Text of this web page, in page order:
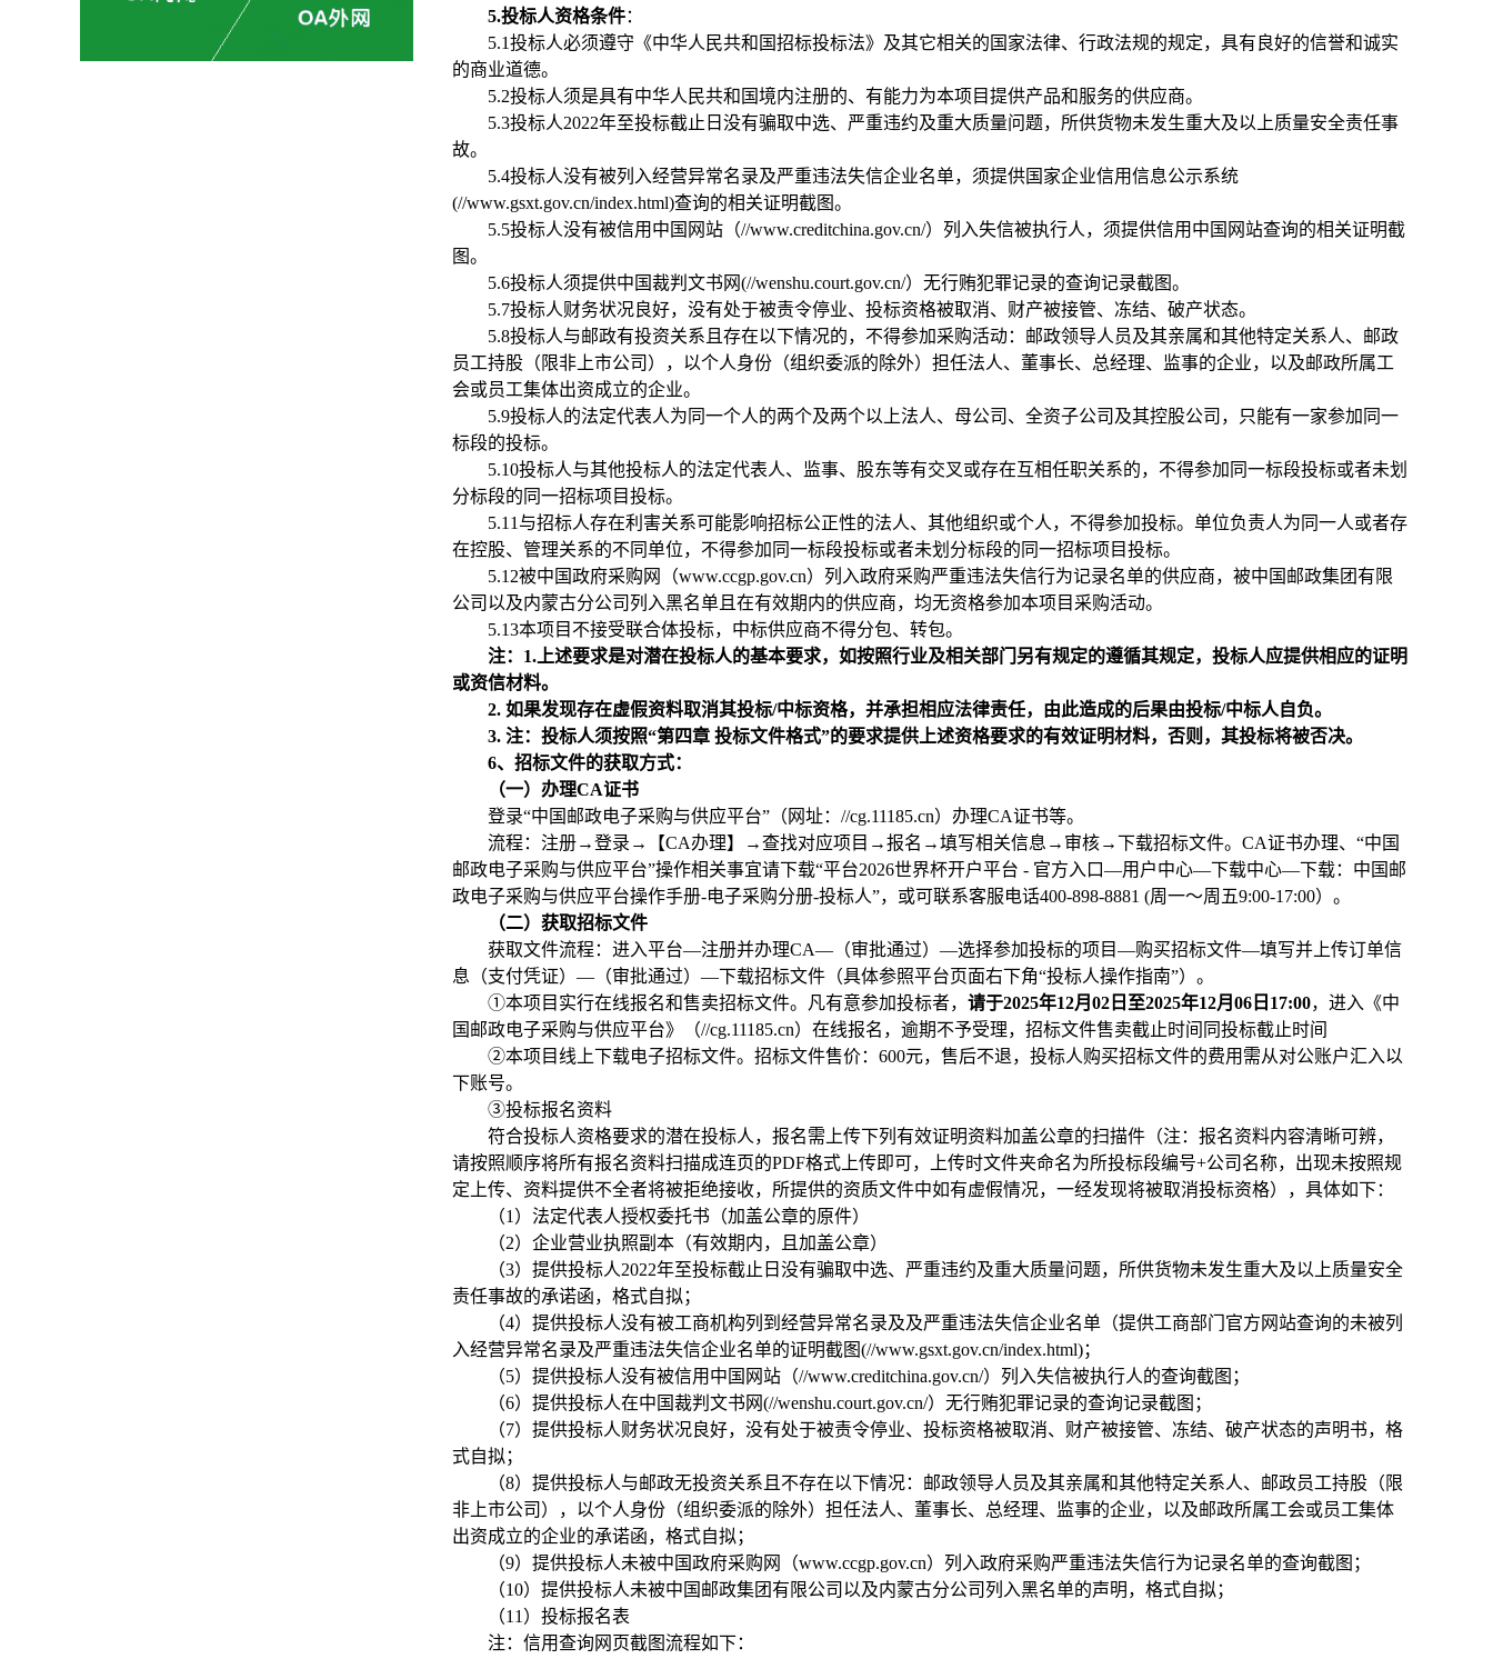
5.投标人资格条件：
5.1投标人必须遵守《中华人民共和国招标投标法》及其它相关的国家法律、行政法规的规定，具有良好的信誉和诚实
的商业道德。
5.2投标人须是具有中华人民共和国境内注册的、有能力为本项目提供产品和服务的供应商。
5.3投标人2022年至投标截止日没有骗取中选、严重违约及重大质量问题，所供货物未发生重大及以上质量安全责任事
故。
5.4投标人没有被列入经营异常名录及严重违法失信企业名单，须提供国家企业信用信息公示系统
(//www.gsxt.gov.cn/index.html)查询的相关证明截图。
5.5投标人没有被信用中国网站（//www.creditchina.gov.cn/）列入失信被执行人，须提供信用中国网站查询的相关证明截
图。
5.6投标人须提供中国裁判文书网(//wenshu.court.gov.cn/）无行贿犯罪记录的查询记录截图。
5.7投标人财务状况良好，没有处于被责令停业、投标资格被取消、财产被接管、冻结、破产状态。
5.8投标人与邮政有投资关系且存在以下情况的，不得参加采购活动：邮政领导人员及其亲属和其他特定关系人、邮政
员工持股（限非上市公司），以个人身份（组织委派的除外）担任法人、董事长、总经理、监事的企业，以及邮政所属工
会或员工集体出资成立的企业。
5.9投标人的法定代表人为同一个人的两个及两个以上法人、母公司、全资子公司及其控股公司，只能有一家参加同一
标段的投标。
5.10投标人与其他投标人的法定代表人、监事、股东等有交叉或存在互相任职关系的，不得参加同一标段投标或者未划
分标段的同一招标项目投标。
5.11 与招标人存在利害关系可能影响招标公正性的法人、其他组织或个人，不得参加投标。单位负责人为同一人或者存
在控股、管理关系的不同单位，不得参加同一标段投标或者未划分标段的同一招标项目投标。
5.12被中国政府采购网（www.ccgp.gov.cn）列入政府采购严重违法失信行为记录名单的供应商，被中国邮政集团有限
公司以及内蒙古分公司列入黑名单且在有效期内的供应商，均无资格参加本项目采购活动。
5.13本项目不接受联合体投标，中标供应商不得分包、转包。
注：1.上述要求是对潜在投标人的基本要求，如按照行业及相关部门另有规定的遵循其规定，投标人应提供相应的证明
或资信材料。
2. 如果发现存在虚假资料取消其投标/中标资格，并承担相应法律责任，由此造成的后果由投标/中标人自负。
3. 注：投标人须按照“第四章 投标文件格式”的要求提供上述资格要求的有效证明材料，否则，其投标将被否决。
6、招标文件的获取方式：
（一）办理CA证书
登录“中国邮政电子采购与供应平台”（网址：//cg.11185.cn）办理CA证书等。
流程：注册→登录→【CA办理】→查找对应项目→报名→填写相关信息→审核→下载招标文件。CA证书办理、“中国
邮政电子采购与供应平台”操作相关事宜请下载“平台2026世界杯开户平台 - 官方入口—用户中心—下载中心—下载：中国邮
政电子采购与供应平台操作手册-电子采购分册-投标人”，或可联系客服电话400-898-8881 (周一～周五9:00-17:00）。
（二）获取招标文件
获取文件流程：进入平台—注册并办理CA—（审批通过）—选择参加投标的项目—购买招标文件—填写并上传订单信
息（支付凭证）—（审批通过）—下载招标文件（具体参照平台页面右下角“投标人操作指南”）。
①本项目实行在线报名和售卖招标文件。凡有意参加投标者， 请于2025年12月02日至2025年12月06日17:00，进入《中
国邮政电子采购与供应平台》（//cg.11185.cn）在线报名，逾期不予受理，招标文件售卖截止时间同投标截止时间
②本项目线上下载电子招标文件。招标文件售价：600元，售后不退，投标人购买招标文件的费用需从对公账户汇入以
下账号。
③投标报名资料
符合投标人资格要求的潜在投标人，报名需上传下列有效证明资料加盖公章的扫描件（注：报名资料内容清晰可辨，
请按照顺序将所有报名资料扫描成连页的PDF格式上传即可，上传时文件夹命名为所投标段编号+公司名称，出现未按照规
定上传、资料提供不全者将被拒绝接收，所提供的资质文件中如有虚假情况，一经发现将被取消投标资格），具体如下：
（1） 法定代表人授权委托书（加盖公章的原件）
（2） 企业营业执照副本（有效期内，且加盖公章）
（3） 提供投标人2022年至投标截止日没有骗取中选、严重违约及重大质量问题，所供货物未发生重大及以上质量安全
责任事故的承诺函，格式自拟；
（4） 提供投标人没有被工商机构列到经营异常名录及及严重违法失信企业名单（提供工商部门官方网站查询的未被列
入经营异常名录及严重违法失信企业名单的证明截图(//www.gsxt.gov.cn/index.html)；
（5） 提供投标人没有被信用中国网站（//www.creditchina.gov.cn/）列入失信被执行人的查询截图；
（6） 提供投标人在中国裁判文书网(//wenshu.court.gov.cn/）无行贿犯罪记录的查询记录截图；
（7） 提供投标人财务状况良好，没有处于被责令停业、投标资格被取消、财产被接管、冻结、破产状态的声明书，格
式自拟；
（8） 提供投标人与邮政无投资关系且不存在以下情况：邮政领导人员及其亲属和其他特定关系人、邮政员工持股（限
非上市公司），以个人身份（组织委派的除外）担任法人、董事长、总经理、监事的企业，以及邮政所属工会或员工集体
出资成立的企业的承诺函，格式自拟；
（9） 提供投标人未被中国政府采购网（www.ccgp.gov.cn）列入政府采购严重违法失信行为记录名单的查询截图；
（10） 提供投标人未被中国邮政集团有限公司以及内蒙古分公司列入黑名单的声明，格式自拟；
（11） 投标报名表
注：信用查询网页截图流程如下：